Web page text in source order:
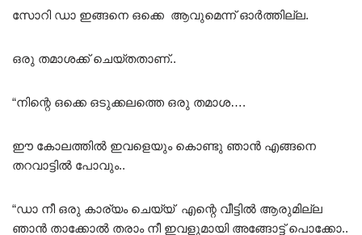
സോറി ഡാ ഇങ്ങനെ ഒക്കെ ആവുമെന്ന് ഓർത്തില്ല.
ഒരു തമാശക്ക് ചെയ്തതാണ്..
“നിന്റെ ഒക്കെ ഒടുക്കലത്തെ ഒരു തമാശ….
ഈ കോലത്തിൽ ഇവളെയും കൊണ്ടു ഞാൻ എങ്ങനെ
തറവാട്ടിൽ പോവും..
“ഡാ നീ ഒരു കാര്യം ചെയ്യ് എന്റെ വീട്ടിൽ ആരുമില്ല
ഞാൻ താക്കോൽ തരാം നീ ഇവളുമായി അങ്ങോട്ട് പൊക്കോ..